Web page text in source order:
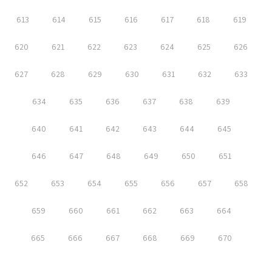
613 614 615 616 617 618 619
620 621 622 623 624 625 626
627 628 629 630 631 632 633
634 635 636 637 638 639
640 641 642 643 644 645
646 647 648 649 650 651
652 653 654 655 656 657 658
659 660 661 662 663 664
665 666 667 668 669 670